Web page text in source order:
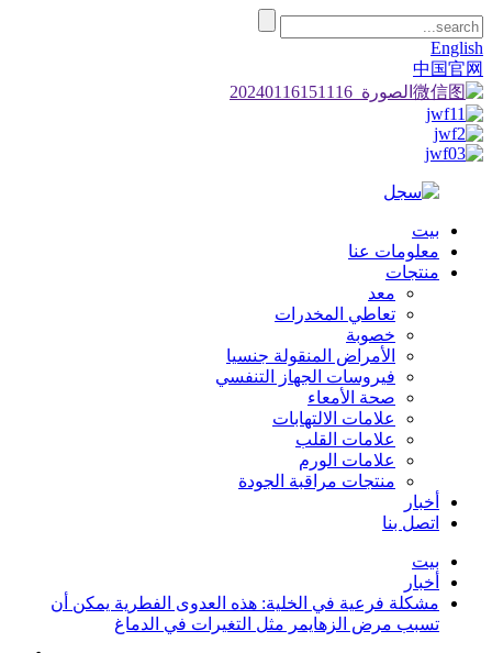
English
中国官网
بيت
معلومات عنا
منتجات
معد
تعاطي المخدرات
خصوبة
الأمراض المنقولة جنسيا
فيروسات الجهاز التنفسي
صحة الأمعاء
علامات الالتهابات
علامات القلب
علامات الورم
منتجات مراقبة الجودة
أخبار
اتصل بنا
بيت
أخبار
مشكلة فرعية في الخلية: هذه العدوى الفطرية يمكن أن
تسبب مرض الزهايمر مثل التغيرات في الدماغ